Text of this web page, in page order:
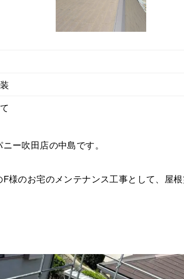
ー吹田店の中島です。
様のお宅のメンテナンス工事として、屋